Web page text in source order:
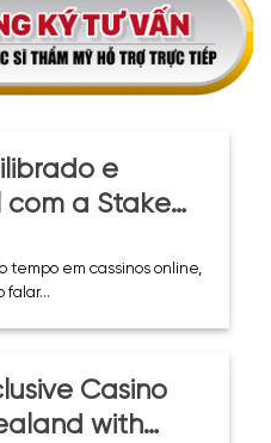
e
com a Stake
tempo em cassinos online,
falar...
Casino
with